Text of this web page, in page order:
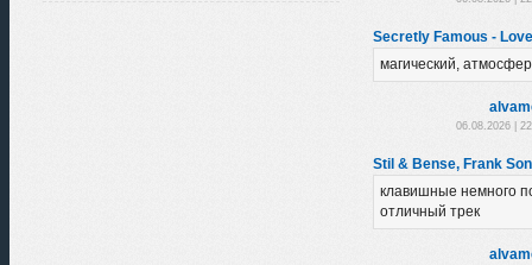
Secretly Famous -
магический,
06.08.2026 |
Stil & Bense, Frank
клавишные немного
отличный трек